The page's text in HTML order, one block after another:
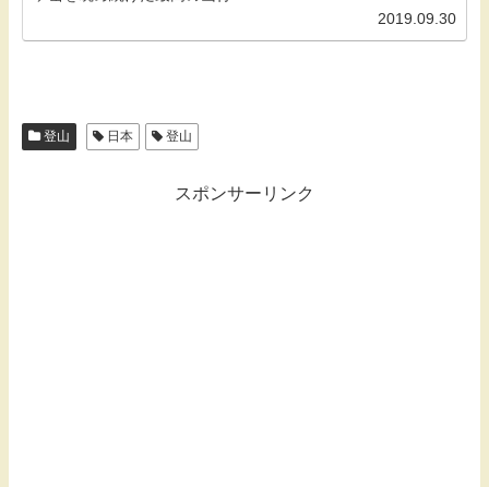
2019.09.30
登山 日本 登山
スポンサーリンク